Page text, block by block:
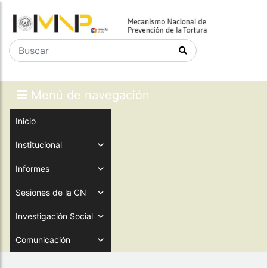
Menú de navegación
Inicio
Institucional
Informes
Sesiones de la CN
Investigación Social
Comunicación